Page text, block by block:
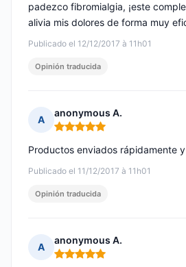
Publicado el 12/12/2017 à 11h01
padezco fibromialgia, ¡este
alivia mis dolores de forma muy
Opinión traducida
A
anonymous A.
Nota: 5 de 5
Publicado el 11/12/2017 à 11h01
Productos enviados rápidamente
Opinión traducida
A
anonymous A.
Nota: 5 de 5